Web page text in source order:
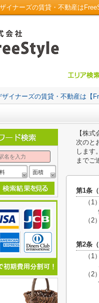
イナーズの賃貸・不動産は
イナーズの賃貸・不動産は【
【株
次のと
します
までご
第1条
（
（
第2条
（
（
面積